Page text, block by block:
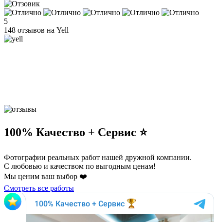
5
148 отзывов на Yell
100% Качество + Сервис ⭐️
Фотографии реальных работ нашей дружной компании.
С любовью и качеством по выгодным ценам!
Мы ценим ваш выбор ❤️
Смотреть все работы